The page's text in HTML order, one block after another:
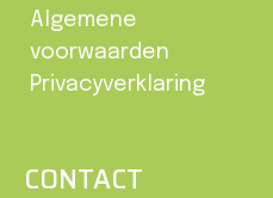
Algemene
voorwaarden
Privacyverklaring
CONTACT